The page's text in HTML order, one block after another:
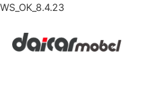
WS_OK_8.4.23